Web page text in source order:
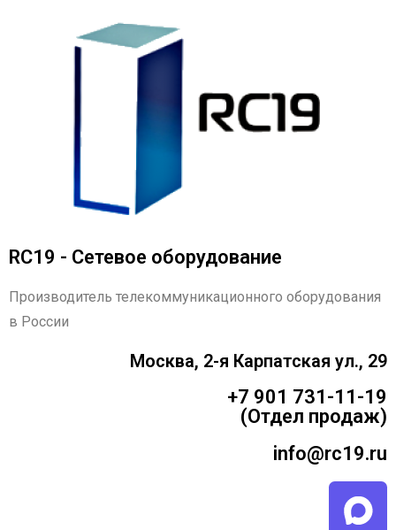
RC19 - Сетевое оборудование
Производитель телекоммуникационного оборудования
в России
Москва, 2-я Карпатская ул., 29
+7 901 731-11-19
(Отдел продаж)
info@rc19.ru